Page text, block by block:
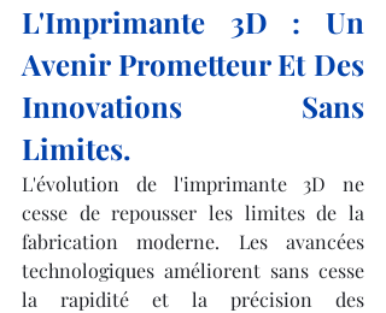
L'Imprimante 3D : Un
Avenir Prometteur Et Des
Innovations Sans
Limites.
L'évolution de l'imprimante 3D ne
cesse de repousser les limites de la
fabrication moderne. Les avancées
technologiques améliorent sans cesse
la rapidité et la précision des